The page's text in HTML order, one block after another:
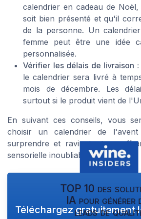
calendrier en cadeau de
soit bien présenté et qu'il
de la personne. Un
femme peut être une idée
personnalisée.
Vérifier les délais de livraison :
le calendrier sera livré à
mois de décembre. Les
surtout si le produit vient de
En suivant ces conseils, vous
choisir un calendrier de
surprendre et ravir, tout en
sensorielle inoubliable.
TOP 10 des
IA pour générer
leads de
Téléchargez gratuitement